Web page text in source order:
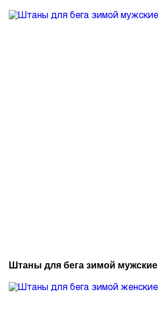
Штаны для бега зимой мужские